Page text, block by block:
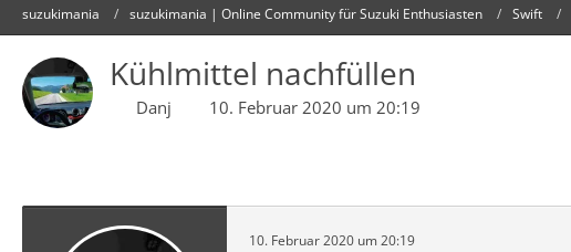
suzukimania suzukimania | Online Community für Suzuki Enthusiasten Swift
Kühlmittel nachfüllen
Danj 10. Februar 2020 um 20:19
10. Februar 2020 um 20:19